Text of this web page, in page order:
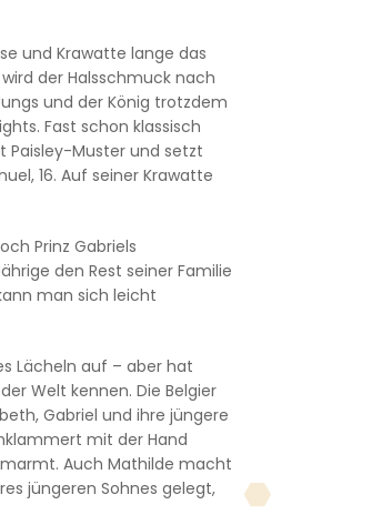
und Krawatte lange das
der Halsschmuck nach
und der König trotzdem
Fast schon klassisch
Paisley-Muster und setzt
16. Auf seiner Krawatte
Prinz Gabriels
den Rest seiner Familie
man sich leicht
Lächeln auf – aber hat
Welt kennen. Die Belgier
Gabriel und ihre jüngere
mit der Hand
Auch Mathilde macht
jüngeren Sohnes gelegt,